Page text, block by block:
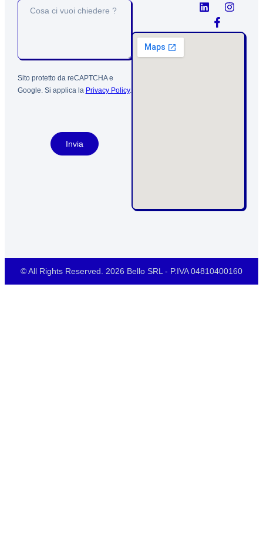
Sito protetto da reCAPTCHA e
Google. Si applica la Privacy Policy.
Invia
© All Rights Reserved. 2026 Bello SRL - P.IVA 04810400160